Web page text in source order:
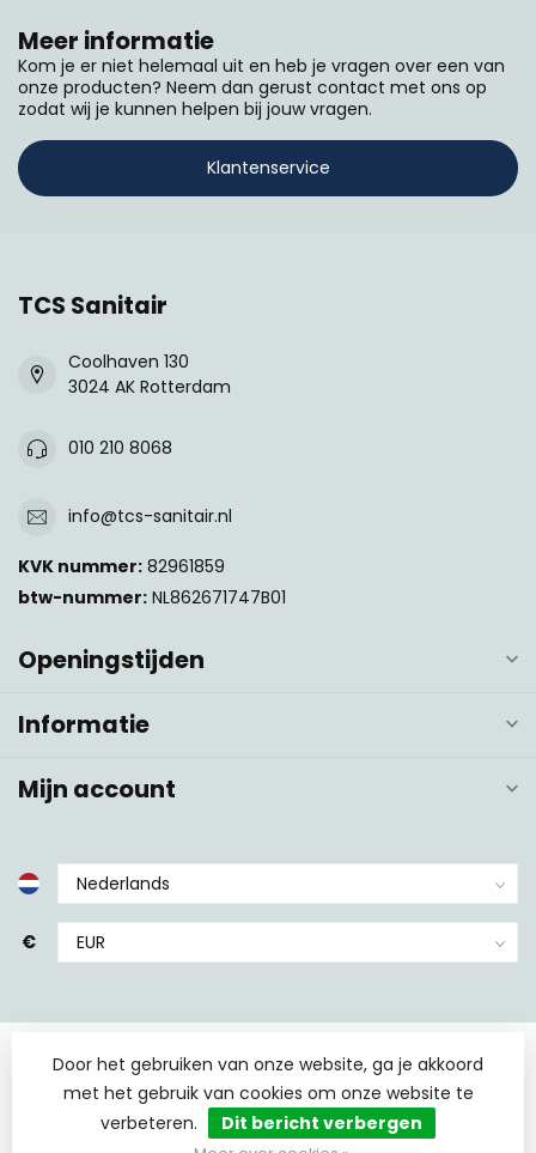
Meer informatie
Kom je er niet helemaal uit en heb je vragen over een van
onze producten? Neem dan gerust contact met ons op
zodat wij je kunnen helpen bij jouw vragen.
Klantenservice
TCS Sanitair
Coolhaven 130
3024 AK Rotterdam
010 210 8068
info@tcs-sanitair.nl
KVK nummer: 82961859
btw-nummer: NL862671747B01
Openingstijden
Informatie
Mijn account
€
© Copyright 2026 TCS Sanitair- Powered byLightspeed
Door het gebruiken van onze website, ga je akkoord
met het gebruik van cookies om onze website te
verbeteren.
Dit bericht verbergen